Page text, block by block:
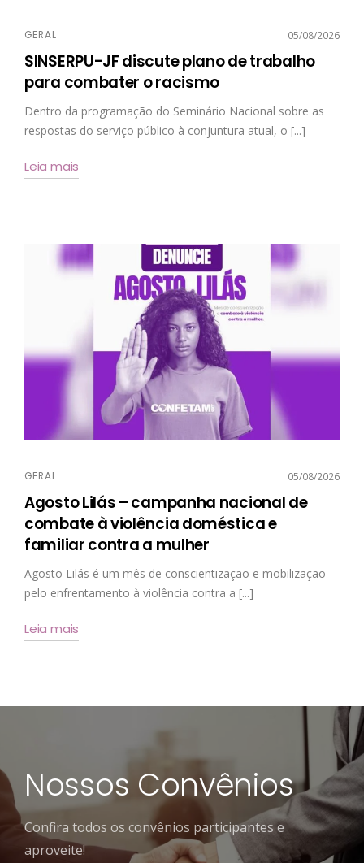
GERAL 05/08/2026
SINSERPU-JF discute plano de trabalho
para combater o racismo
Dentro da programação do Seminário Nacional sobre as
respostas do serviço público à conjuntura atual, o [...]
Leia mais
GERAL 05/08/2026
Agosto Lilás – campanha nacional de
combate à violência doméstica e
familiar contra a mulher
Agosto Lilás é um mês de conscientização e mobilização
pelo enfrentamento à violência contra a [...]
Leia mais
Nossos Convênios
Confira todos os convênios participantes e
aproveite!